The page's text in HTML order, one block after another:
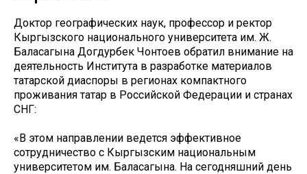
Доктор географических наук, профессор и ректор
Кыргызского национального университета им. Ж.
Баласагына Догдурбек Чонтоев обратил внимание на
деятельность Института в разработке материалов
татарской диаспоры в регионах компактного
проживания татар в Российской Федерации и странах
СНГ:
«В этом направлении ведется эффективное
сотрудничество с Кыргызским национальным
университетом им. Баласагына. На сегодняшний день